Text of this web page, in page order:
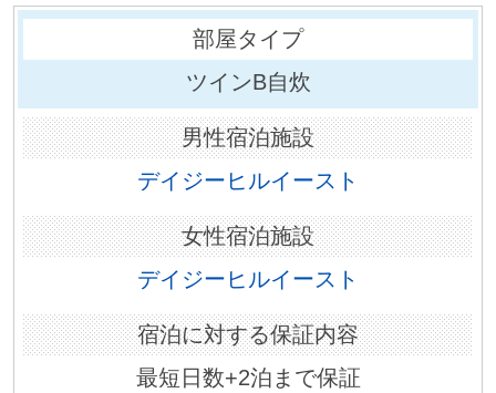
ツインB自炊
デイジーヒルイースト
デイジーヒルイースト
最短日数+2泊まで保証